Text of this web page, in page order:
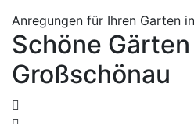
Anregungen für Ihren Garten
Schöne
Großschönau